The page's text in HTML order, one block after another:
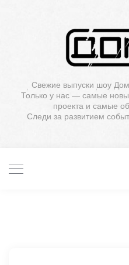
Свежие выпуски шоу
Только у нас — самые
проекта и самые
Следи за развитием